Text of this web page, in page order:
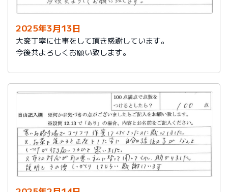
2025年3月13日
大変丁寧に仕事をして頂き感謝しています。
今後共よろしくお願い致します。